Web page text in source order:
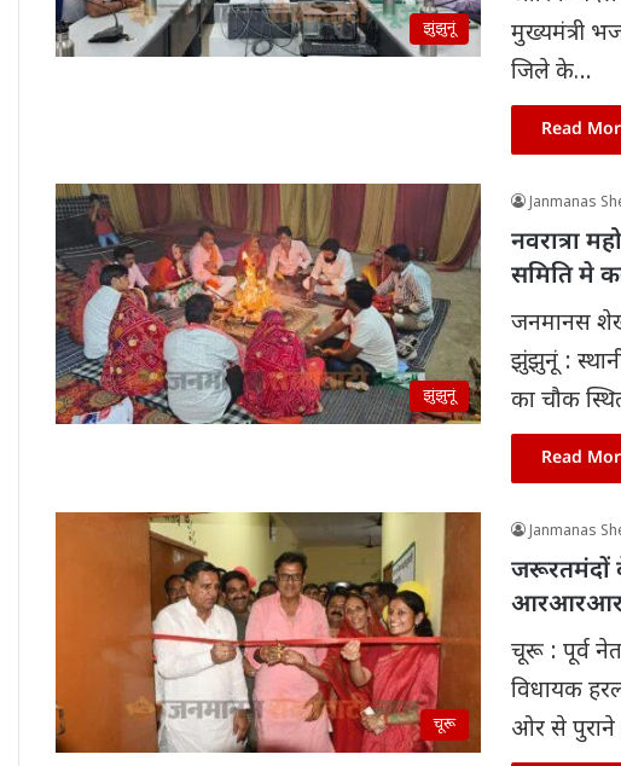
झुंझुनूं
मुख्यमंत्री
जिले के…
Read
झुंझुनूं
Janmanas
नवरात्रा
समिति मे
जनमानस
झुंझुनूं :
का चौक
Read
चूरू
Janmanas
जरूरतमंदों
आरआरआर
चूरू : पूर्व
विधायक
ओर से